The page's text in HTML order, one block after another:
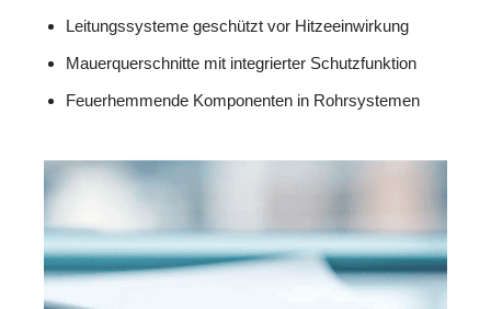
Leitungssysteme geschützt vor Hitzeeinwirkung
Mauerquerschnitte mit integrierter Schutzfunktion
Feuerhemmende Komponenten in Rohrsystemen